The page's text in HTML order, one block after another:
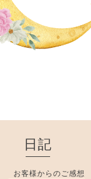
日記
お客様からのご感想